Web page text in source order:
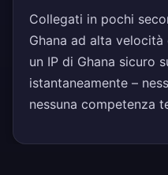
Collegati in pochi
Ghana ad alta
un IP di Ghana sicuro
istantaneamente –
nessuna competenza